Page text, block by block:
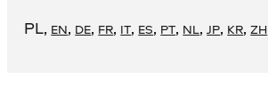
PL, EN, DE, FR, IT, ES, PT, NL,JP, KR,ZH